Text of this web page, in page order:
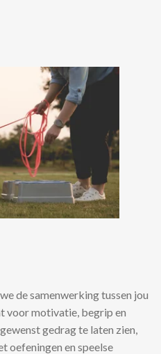
de samenwerking tussen jou
voor motivatie, begrip en
gedrag te laten zien,
oefeningen en speelse